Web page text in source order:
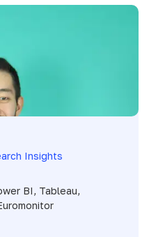
Insights
BI, Tableau,